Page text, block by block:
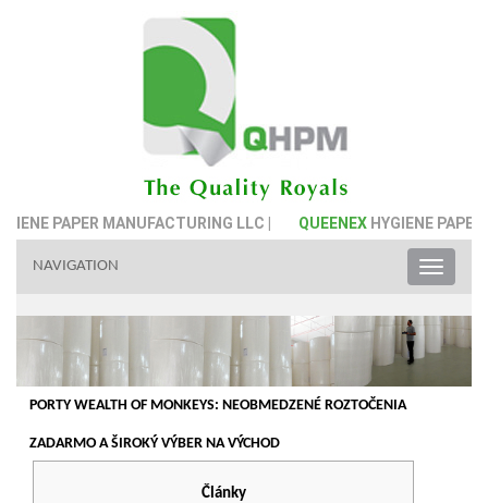
PAPER MANUFACTURING LLC | QUEENEXHYGIENE PAPER
Toggle
NAVIGATION
PORTY WEALTH OF MONKEYS: NEOBMEDZENÉ ROZTOČENIA
ZADARMO A ŠIROKÝ VÝBER NA VÝCHOD
Články